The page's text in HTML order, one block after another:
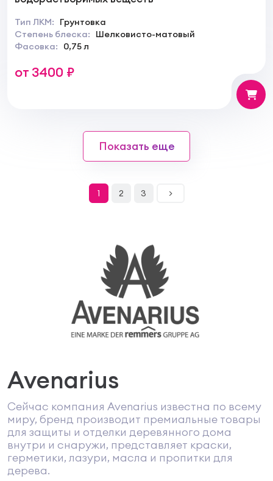
Тип ЛКМ:
Грунтовка
Степень блеска:
Шелковисто-матовый
Фасовка:
0,75 л
от 3400 ₽
Показать еще
1 2 3 >
Avenarius
Сейчас компания Avenarius известна по всему
миру, бренд производит премиальные товары
для защиты и отделки деревянного дома
внутри и снаружи, представляет краски,
герметики, лазури, масла и пропитки для
дерева.